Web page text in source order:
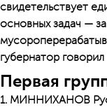
свидетельствует
основных задач —
губернатор
Первая
1. МИННИХАНОВ